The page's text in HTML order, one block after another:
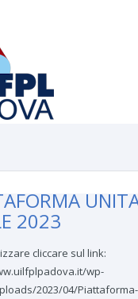
2023
cliccare sul link:
wp-
2023/04/